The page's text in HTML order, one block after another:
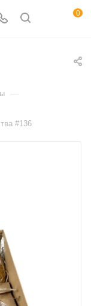
0
—
#136